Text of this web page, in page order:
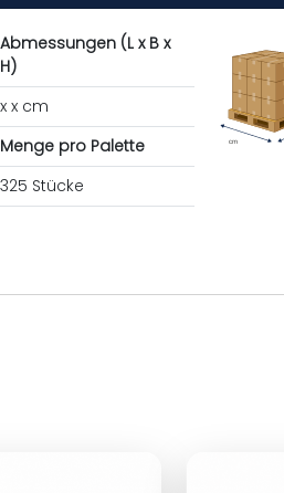
Abmessungen (L x B x
H)
x x cm
Menge pro Palette
325 Stücke
cm